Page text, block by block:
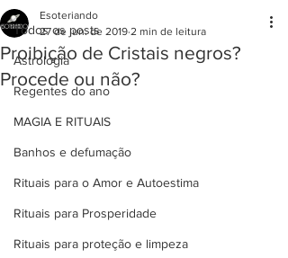
Todos os posts
Astrologia
Regentes do ano
MAGIA E RITUAIS
Banhos e defumação
Rituais para o Amor e Autoestima
Rituais para Prosperidade
Rituais para proteção e limpeza
Proibição de Cristais negros?
Procede ou não?
Esoteriando
27 de jun. de 2019 2 min de leitura